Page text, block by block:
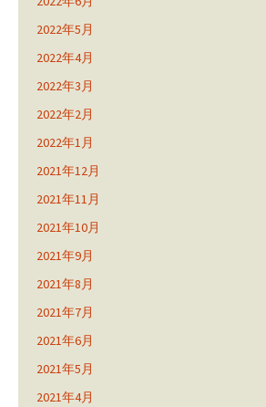
2022年5月
2022年4月
2022年3月
2022年2月
2022年1月
2021年12月
2021年11月
2021年10月
2021年9月
2021年8月
2021年7月
2021年6月
2021年5月
2021年4月